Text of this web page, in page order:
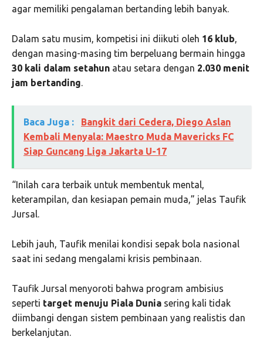
agar memiliki pengalaman bertanding lebih banyak.
Dalam satu musim, kompetisi ini diikuti oleh 16 klub
dengan masing-masing tim berpeluang bermain hingga
30 kali dalam setahun atau setara dengan 2.030 menit
jam bertanding
Baca Juga :
Bangkit dari Cedera, Diego Aslan
Kembali Menyala: Maestro Muda Mavericks FC
Siap Guncang Liga Jakarta U-17
“Inilah cara terbaik untuk membentuk mental,
keterampilan, dan kesiapan pemain muda,” jelas Taufik
Jursal.
Lebih jauh, Taufik menilai kondisi sepak bola nasional
saat ini sedang mengalami krisis pembinaan.
Taufik Jursal menyoroti bahwa program ambisius
seperti target menuju Piala Dunia sering kali tidak
diimbangi dengan sistem pembinaan yang realistis dan
berkelanjutan.